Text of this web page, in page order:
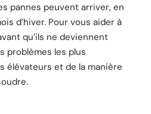
pannes peuvent arriver, en
d’hiver. Pour vous aider à
qu’ils ne deviennent
problèmes les plus
élévateurs et de la manière